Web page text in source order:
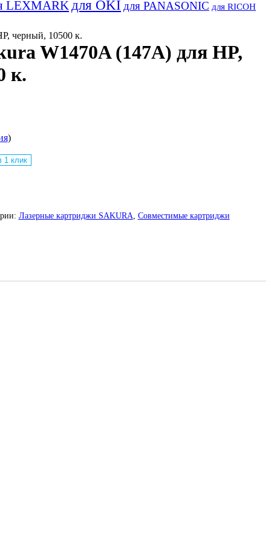
LEXMARK для OKI для PANASONIC для RICOH
черный, 10500 к.
W1470A (147A) для HP,
к.
)
1 клик
Лазерные картриджи SAKURA, Совместимые картриджи